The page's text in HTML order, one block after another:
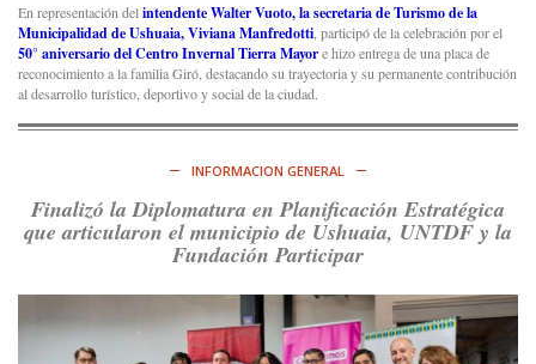
En representación del intendente Walter Vuoto, la secretaria de Turismo de la
Municipalidad de Ushuaia, Viviana Manfredotti , participó de la celebración por el
50° aniversario delCentro Invernal Tierra Mayore hizo entrega de una placa de
reconocimiento a la familia Giró, destacando su trayectoria y su permanente contribución
al desarrollo turístico, deportivo y social de la ciudad.
INFORMACION GENERAL
Finalizó la Diplomatura en Planificación Estratégica
que articularon el municipio de Ushuaia, UNTDF y la
Fundación Participar